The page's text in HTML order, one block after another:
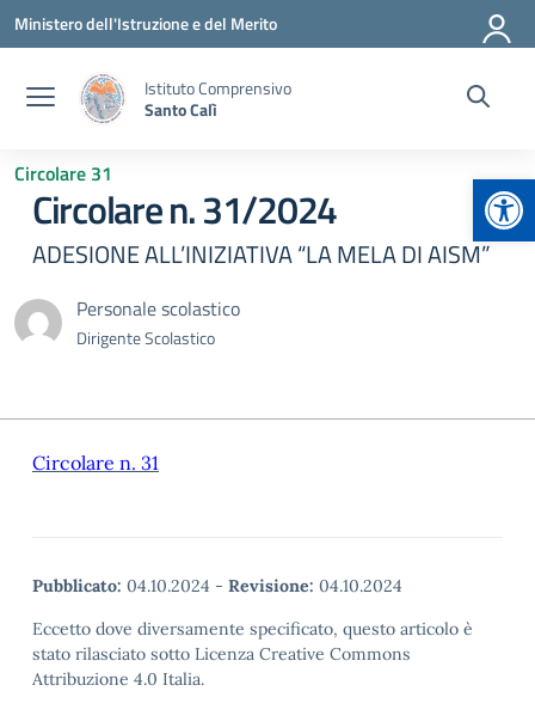
Vai ai contenuti
Vai al menu di navigazione
Vai al footer
Ministero dell'Istruzione e del Merito
Istituto Comprensivo
Santo Calì
Circolare 31
Circolare n. 31/2024
ADESIONE ALL’INIZIATIVA “LA MELA DI AISM”
Personale scolastico
Dirigente Scolastico
Circolare n. 31
Pubblicato: 04.10.2024 - Revisione: 04.10.2024
Eccetto dove diversamente specificato, questo articolo è
stato rilasciato sotto Licenza Creative Commons
Attribuzione 4.0 Italia.